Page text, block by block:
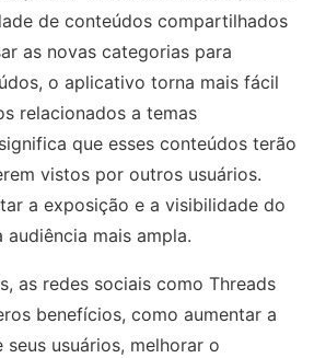
de conteúdos compartilhados
as novas categorias para
o aplicativo torna mais fácil
relacionados a temas
que esses conteúdos terão
vistos por outros usuários.
a exposição e a visibilidade do
mais ampla.
as redes sociais como Threads
benefícios, como aumentar a
usuários, melhorar o